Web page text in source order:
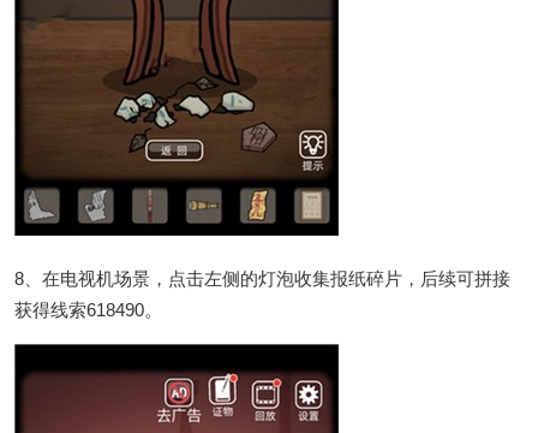
8、在电视机场景，点击左侧的灯泡收集报纸碎片，后续可拼接
获得线索618490。